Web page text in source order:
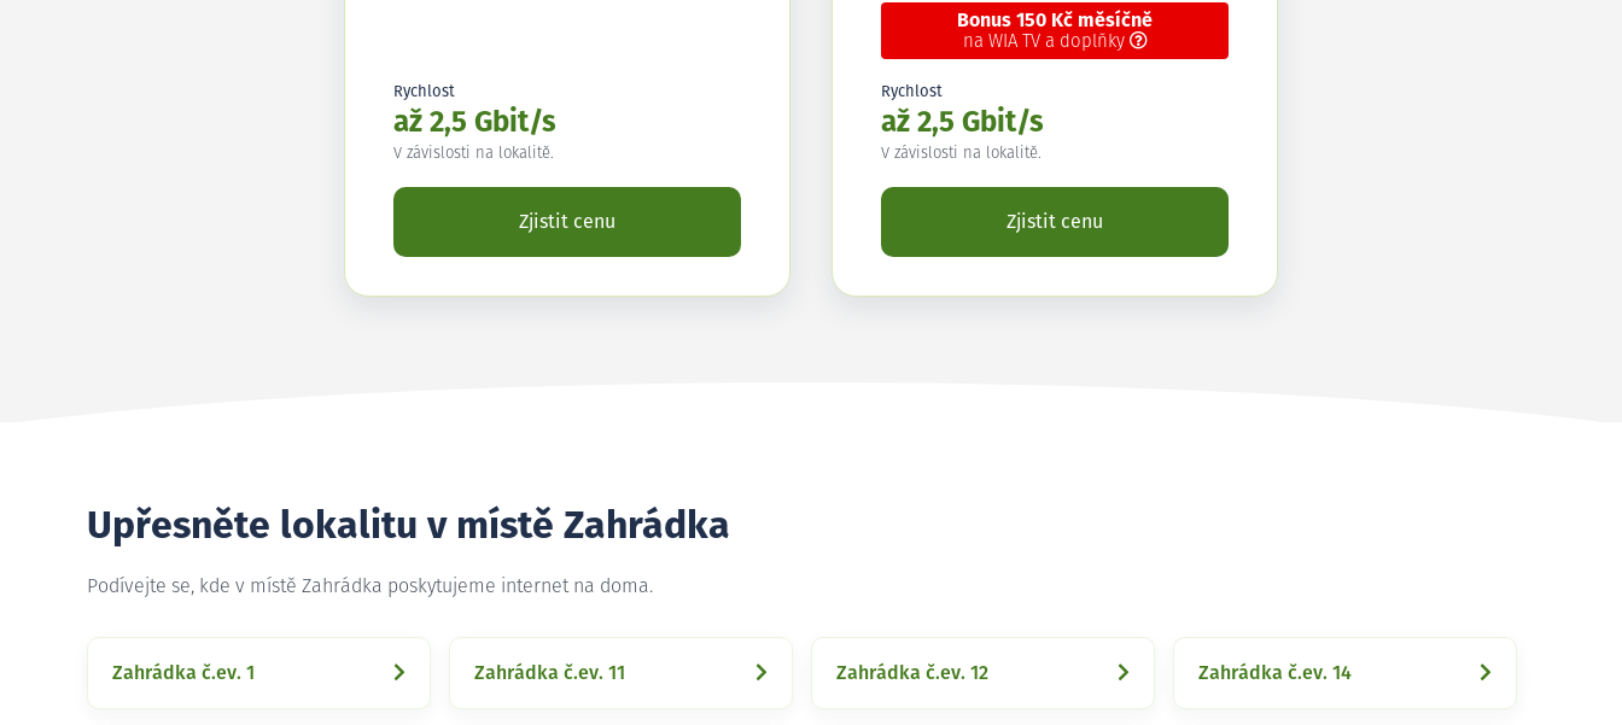
Rychlost
až 2,5 Gbit/s
V závislosti na lokalitě.
Zjistit cenu
Bonus 150 Kč měsíčně
na WIA TV a doplňky
Rychlost
až 2,5 Gbit/s
V závislosti na lokalitě.
Zjistit cenu
Upřesněte lokalitu v místě Zahrádka
Podívejte se, kde v místě Zahrádka poskytujeme internet na doma.
Zahrádka č.ev. 1 Zahrádka č.ev. 11 Zahrádka č.ev. 12 Zahrádka č.ev. 14